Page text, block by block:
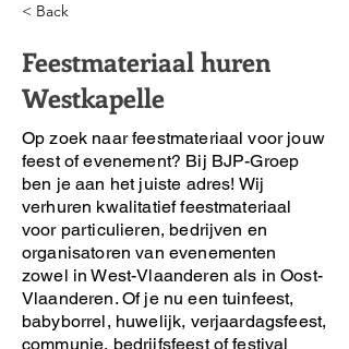
< Back
Feestmateriaal huren
Westkapelle
Op zoek naar feestmateriaal voor jouw
feest of evenement? Bij BJP-Groep
ben je aan het juiste adres! Wij
verhuren kwalitatief feestmateriaal
voor particulieren, bedrijven en
organisatoren van evenementen
zowel in West-Vlaanderen als in Oost-
Vlaanderen. Of je nu een tuinfeest,
babyborrel, huwelijk, verjaardagsfeest,
communie, bedrijfsfeest of festival